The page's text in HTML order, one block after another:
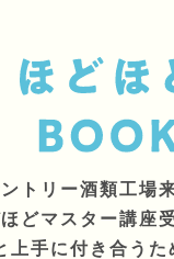
トリー酒類工場
どマスター講座
上手に付き合うた